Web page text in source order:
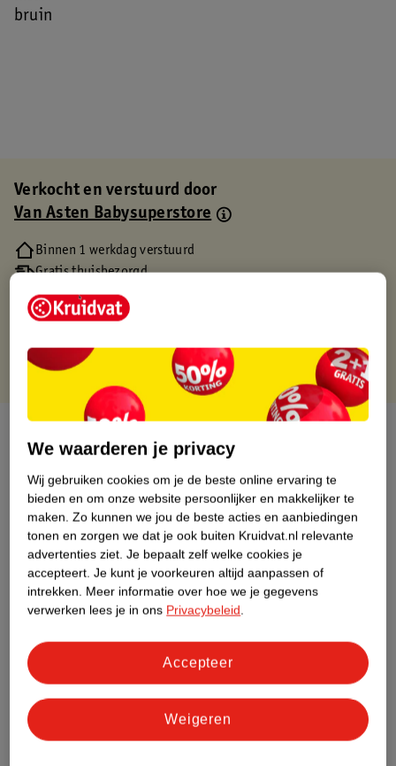
bruin
Verkocht en verstuurd door
Van Asten Babysuperstore
Binnen 1 werkdag verstuurd
Gratis thuisbezorgd
Gratis retourneren via verkooppartner.
Gratis punten met je Kruidvat kaart
Productinformatie
Etiketinformatie
Nature Impact Score
Dit product heeft (nog) geen Nature
Impact Score.
Meer informatie
Bestel & Bezorginformatie
We waarderen je privacy
Wij gebruiken cookies om je de beste online ervaring te
bieden en om onze website persoonlijker en makkelijker te
maken. Zo kunnen we jou de beste acties en aanbiedingen
tonen en zorgen we dat je ook buiten Kruidvat.nl relevante
advertenties ziet. Je bepaalt zelf welke cookies je
accepteert. Je kunt je voorkeuren altijd aanpassen of
intrekken. Meer informatie over hoe we je gegevens
verwerken lees je in ons Privacybeleid.
Weigeren
Accepteer